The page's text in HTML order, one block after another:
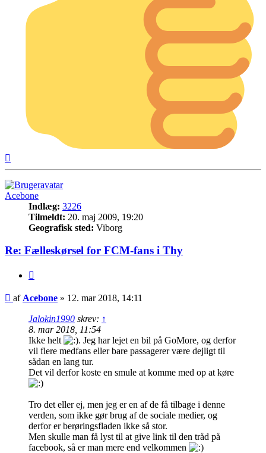
Acebone
Indlæg: 3226
Tilmeldt: 20. maj 2009, 19:20
Geografisk sted: Viborg
Re: Fælleskørsel for FCM-fans i Thy
Indlæg
af Acebone » 12. mar 2018, 14:11
Jalokin1990 skrev: ↑
8. mar 2018, 11:54
Ikke helt
. Jeg har lejet en bil på GoMore, og derfor
vil flere medfans eller bare passagerer være dejligt til
sådan en lang tur.
Det vil derfor koste en smule at komme med op at køre
Tro det eller ej, men jeg er en af de få tilbage i denne
verden, som ikke gør brug af de sociale medier, og
derfor er berøringsfladen ikke så stor.
Men skulle man få lyst til at give link til den tråd på
facebook, så er man mere end velkommen